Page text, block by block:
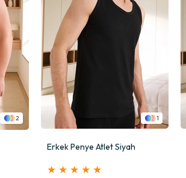
1 2
Erkek Premium Lyocell Atlet
549,90 TL